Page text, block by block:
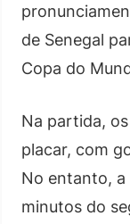
de Senegal
Copa do
Na partida,
placar, com
No entanto, a
minutos do